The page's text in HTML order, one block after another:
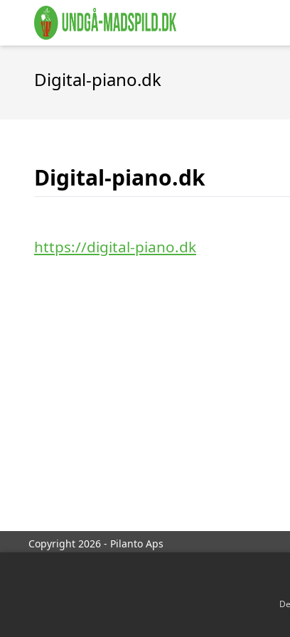
Digital-piano.dk
Digital-piano.dk
https://digital-piano.dk
Copyright 2026 - Pilanto Aps